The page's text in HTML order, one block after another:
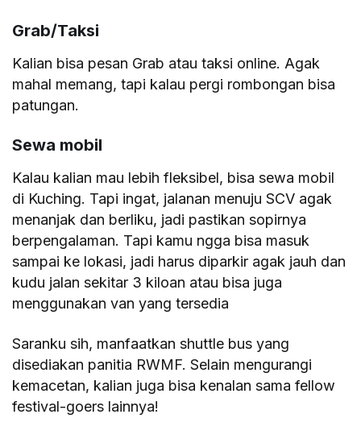
Grab/Taksi
Kalian bisa pesan Grab atau taksi online. Agak
mahal memang, tapi kalau pergi rombongan bisa
patungan.
Sewa mobil
Kalau kalian mau lebih fleksibel, bisa sewa mobil
di Kuching. Tapi ingat, jalanan menuju SCV agak
menanjak dan berliku, jadi pastikan sopirnya
berpengalaman. Tapi kamu ngga bisa masuk
sampai ke lokasi, jadi harus diparkir agak jauh dan
kudu jalan sekitar 3 kiloan atau bisa juga
menggunakan van yang tersedia
Saranku sih, manfaatkan shuttle bus yang
disediakan panitia RWMF. Selain mengurangi
kemacetan, kalian juga bisa kenalan sama fellow
festival-goers lainnya!